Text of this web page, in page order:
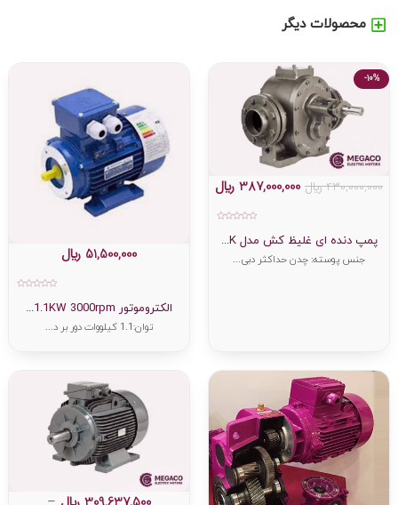
محصولات دیگر
-10%
پمپ دنده ای غلیظ کش مدل K...
430,000,000﷼ 387,000,000 ﷼
جنس پوسته: چدن حداکثر دبی...
الکتروموتور 1.1KW 3000rpm...
51,500,000 ﷼
توان:1.1 کیلووات دور بر د...